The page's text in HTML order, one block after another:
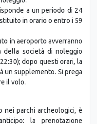
a un periodo di 24
in orario o entro i 59
in aeroporto avverranno
della società di noleggio
dopo questi orari, la
un supplemento. Si prega
il volo.
parchi archeologici, è
la prenotazione